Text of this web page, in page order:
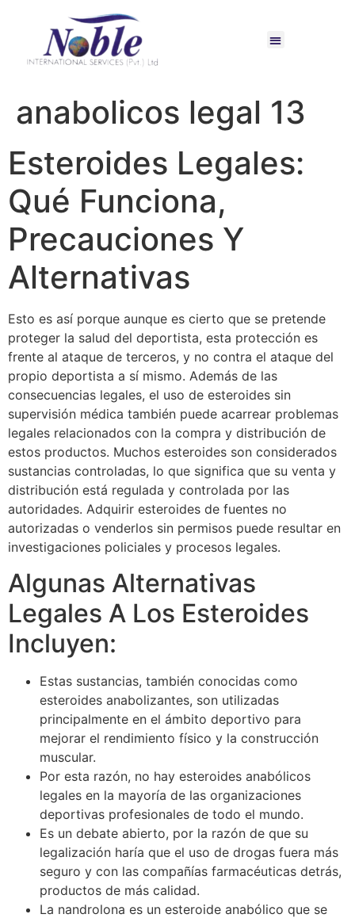
anabolicos legal 13
Esteroides Legales:
Qué Funciona,
Precauciones Y
Alternativas
Esto es así porque aunque es cierto que se pretende
proteger la salud del deportista, esta protección es
frente al ataque de terceros, y no contra el ataque del
propio deportista a sí mismo. Además de las
consecuencias legales, el uso de esteroides sin
supervisión médica también puede acarrear problemas
legales relacionados con la compra y distribución de
estos productos. Muchos esteroides son considerados
sustancias controladas, lo que significa que su venta y
distribución está regulada y controlada por las
autoridades. Adquirir esteroides de fuentes no
autorizadas o venderlos sin permisos puede resultar en
investigaciones policiales y procesos legales.
Algunas Alternativas
Legales A Los Esteroides
Incluyen:
Estas sustancias, también conocidas como
esteroides anabolizantes, son utilizadas
principalmente en el ámbito deportivo para
mejorar el rendimiento físico y la construcción
muscular.
Por esta razón, no hay esteroides anabólicos
legales en la mayoría de las organizaciones
deportivas profesionales de todo el mundo.
Es un debate abierto, por la razón de que su
legalización haría que el uso de drogas fuera más
seguro y con las compañías farmacéuticas detrás,
productos de más calidad.
La nandrolona es un esteroide anabólico que se